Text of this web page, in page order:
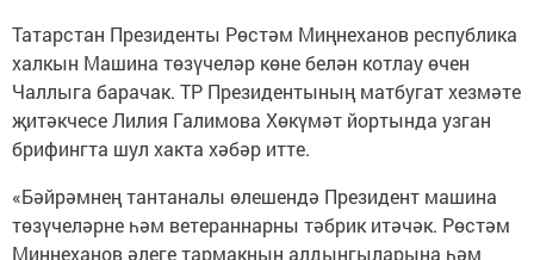
Татарстан Президенты Рөстәм Миңнеханов республика
халкын Машина төзүчеләр көне белән котлау өчен
Чаллыга барачак. ТР Президентының матбугат хезмәте
җитәкчесе Лилия Галимова Хөкүмәт йортында узган
брифингта шул хакта хәбәр итте.
«Бәйрәмнең тантаналы өлешендә Президент машина
төзүчеләрне һәм ветераннарны тәбрик итәчәк. Рөстәм
Миңнеханов әлеге тармакның алдынгыларына һәм